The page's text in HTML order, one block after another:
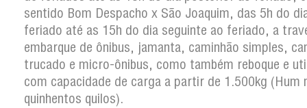
sentido Bom Despacho x São Joaquim, das 5h do
feriado até as 15h do dia seguinte ao feriado, a
embarque de ônibus, jamanta, caminhão simples,
trucado e micro-ônibus, como também reboque e
com capacidade de carga a partir de 1.500kg (Hum
quinhentos quilos).